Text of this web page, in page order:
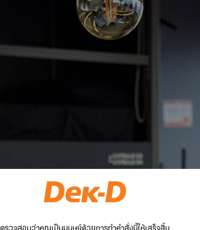
ตรวจสอบว่าคุณเป็นมนุษย์ด้วยการทำคำสั่งนี้ให้เสร็จสิ้น